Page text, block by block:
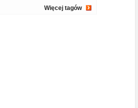
Więcej tagów